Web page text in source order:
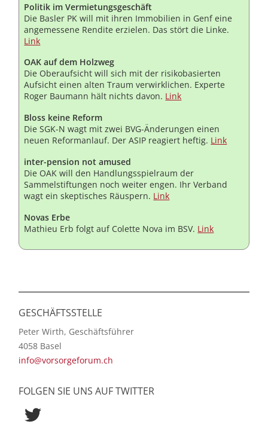
Politik im Vermietungsgeschäft
Die Basler PK will mit ihren Immobilien in Genf eine
angemessene Rendite erzielen. Das stört die Linke.
Link
OAK auf dem Holzweg
Die Oberaufsicht will sich mit der risikobasierten
Aufsicht einen alten Traum verwirklichen. Experte
Roger Baumann hält nichts davon. Link
Bloss keine Reform
Die SGK-N wagt mit zwei BVG-Änderungen einen
neuen Reformanlauf. Der ASIP reagiert heftig. Link
inter-pension not amused
Die OAK will den Handlungsspielraum der
Sammelstiftungen noch weiter engen. Ihr Verband
wagt ein skeptisches Räuspern. Link
Novas Erbe
Mathieu Erb folgt auf Colette Nova im BSV. Link
GESCHÄFTSSTELLE
Peter Wirth, Geschäftsführer
4058 Basel
info@vorsorgeforum.ch
FOLGEN SIE UNS AUF TWITTER